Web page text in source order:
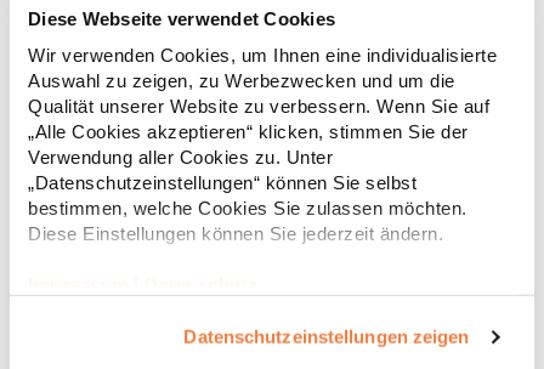
Diese Webseite verwendet Cookies
Wir verwenden Cookies, um Ihnen eine individualisierte
Auswahl zu zeigen, zu Werbezwecken und um die
Qualität unserer Website zu verbessern. Wenn Sie auf
„Alle Cookies akzeptieren“ klicken, stimmen Sie der
Verwendung aller Cookies zu. Unter
„Datenschutzeinstellungen“ können Sie selbst
bestimmen, welche Cookies Sie zulassen möchten.
Diese Einstellungen können Sie jederzeit ändern.
Datenschutzeinstellungen zeigen
Einlaufvorbehandelt Doppelnähte Modisch geschnitten
silikongewaschenGrammatur: 220
g/m²Materialzusammensetzung: 100% BaumwolleAngaben zur
Produktsicherheit: Herst.-Nr.: 580Hersteller: Tee Jays A/S Lansen
16 9230 Svenstrup J Dänemark E-Mail: info@teejays.dk
ab 14,33 € *
* Preise inkl. gesetzlicher Mwst. +Versandkosten *